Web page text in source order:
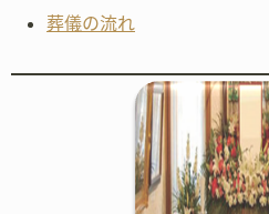
葬儀の流れ